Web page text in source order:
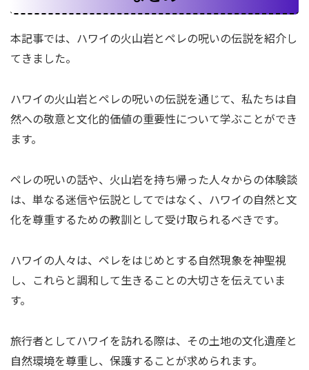
本記事では、ハワイの火山岩とペレの呪いの伝説を紹介し
てきました。
ハワイの火山岩とペレの呪いの伝説を通じて、私たちは自
然への敬意と文化的価値の重要性について学ぶことができ
ます。
ペレの呪いの話や、火山岩を持ち帰った人々からの体験談
は、単なる迷信や伝説としてではなく、ハワイの自然と文
化を尊重するための教訓として受け取られるべきです。
ハワイの人々は、ペレをはじめとする自然現象を神聖視
し、これらと調和して生きることの大切さを伝えていま
す。
旅行者としてハワイを訪れる際は、その土地の文化遺産と
自然環境を尊重し、保護することが求められます。